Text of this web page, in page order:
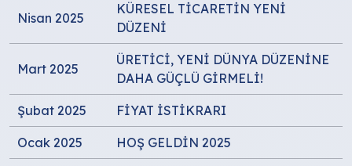
Nisan 2025
KÜRESEL TİCARETİN YENİ
DÜZENİ
Mart 2025
ÜRETİCİ, YENİ DÜNYA DÜZENİNE
DAHA GÜÇLÜ GİRMELİ!
Şubat 2025 FİYAT İSTİKRARI
Ocak 2025 HOŞ GELDİN 2025